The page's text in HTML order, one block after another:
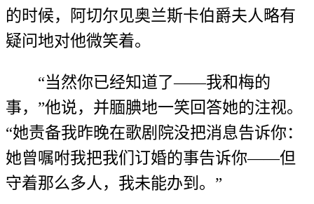
的时候，阿切尔见奥兰斯卡伯爵夫人略有
疑问地对他微笑着。
“当然你已经知道了——我和梅的
事，”他说，并腼腆地一笑回答她的注视。
“她责备我昨晚在歌剧院没把消息告诉你：
她曾嘱咐我把我们订婚的事告诉你——但
守着那么多人，我未能办到。”